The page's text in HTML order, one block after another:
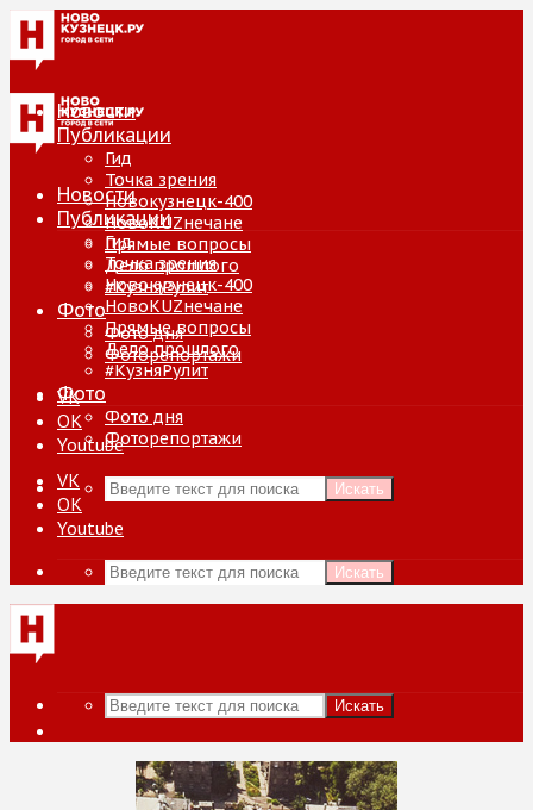
Новости
Публикации
Гид
Точка зрения
Новокузнецк-400
НовоKUZнечане
Прямые вопросы
Дело прошлого
#КузняРулит
Фото
Фото дня
Фоторепортажи
VK
ОК
Youtube
Искать
Новости
Публикации
Гид
Точка зрения
Новокузнецк-400
НовоKUZнечане
Прямые вопросы
Дело прошлого
#КузняРулит
Фото
Фото дня
Фоторепортажи
VK
ОК
Youtube
Искать
Искать